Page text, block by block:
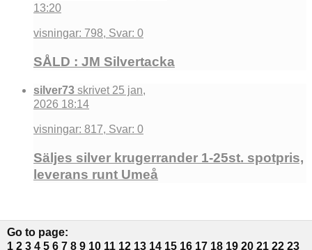
13:20
visningar: 798, Svar: 0
SÅLD : JM Silvertacka
silver73 skrivet 25 jan,
2026 18:14
visningar: 817, Svar: 0
Säljes silver krugerrander 1-25st. spotpris,
leverans runt Umeå
Go to page:
1 2 3 4 5 6 7 8 9 10 11 12 13 14 15 16 17 18 19 20 21 22 23